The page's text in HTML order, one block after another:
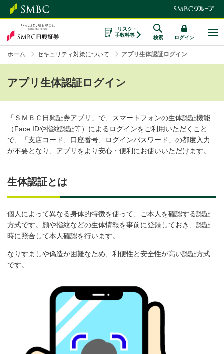
リスク・
手数料等
検索 ログイン
ホーム セキュリティ対策について アプリ生体認証ログイン
アプリ生体認証ログイン
「ＳＭＢＣ日興証券アプリ」で、スマートフォンの生体認証機能
（Face IDや指紋認証等）によるログインをご利用いただくこと
で、「支店コード、口座番号、ログインパスワード」の都度入力
が不要となり、アプリをより安心・便利にお使いいただけます。
生体認証とは
個人によって異なる身体的特徴を使って、ご本人を確認する認証
方式です。顔や指紋などの生体情報を事前に登録しておき、認証
時に照合して本人確認を行います。
なりすましや偽造が困難なため、利便性と安全性が高い認証方式
です。